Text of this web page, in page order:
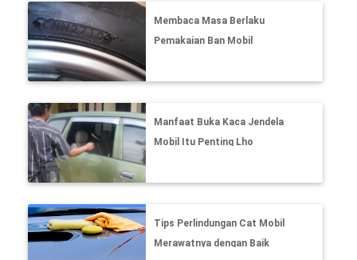
Membaca Masa Berlaku
Pemakaian Ban Mobil
Manfaat Buka Kaca Jendela
Mobil Itu Penting Lho
Tips Perlindungan Cat Mobil
Merawatnya dengan Baik